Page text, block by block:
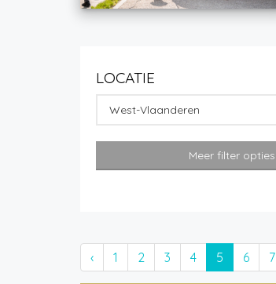
LOCATIE
West-Vlaanderen
Meer filter opties
‹ 1 2 3 4 5 6 7